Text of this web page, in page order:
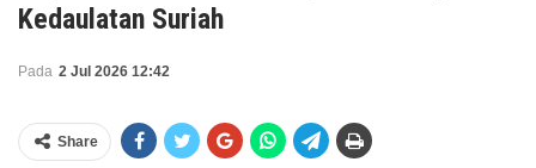
Kedaulatan Suriah
Pada 2 Jul 2026 12:42
Share